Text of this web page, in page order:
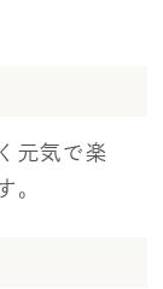
元気で楽
。